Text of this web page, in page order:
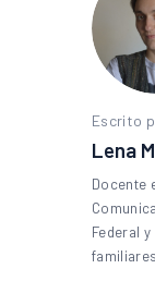
Escrito
Lena
Docente
Federal